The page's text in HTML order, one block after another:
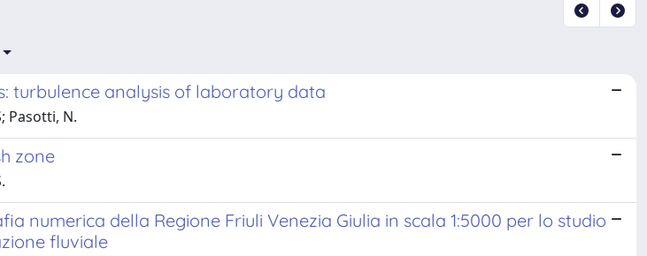
turbulence analysis of laboratory data
Pasotti, N.
zone
numerica della Regione Friuli Venezia Giulia in scala 1:5000 per lo studio
fluviale